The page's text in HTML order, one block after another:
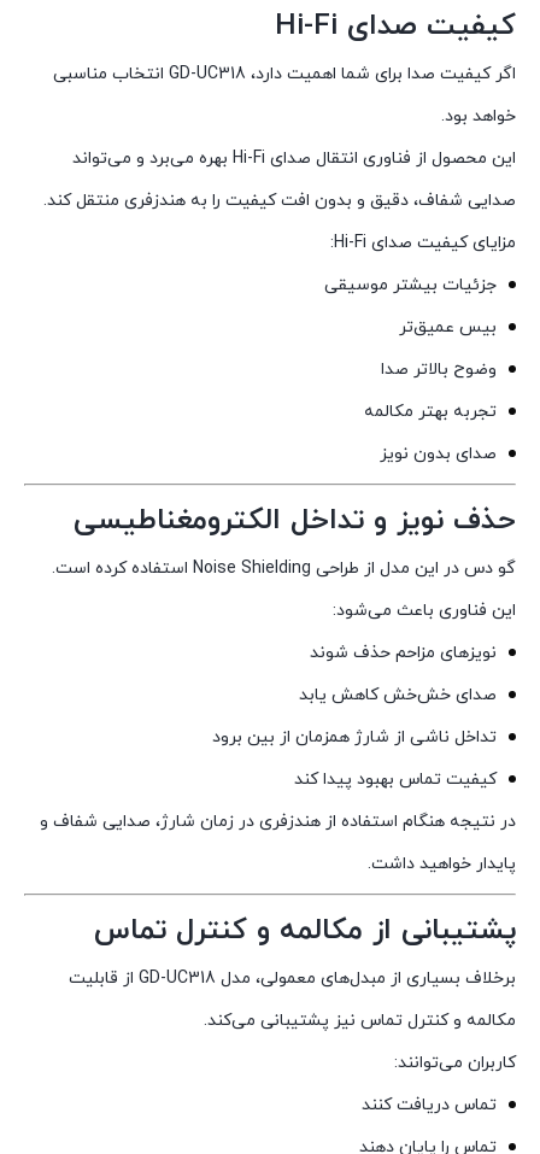
کیفیت صدای Hi-Fi
اگر کیفیت صدا برای شما اهمیت دارد، GD-UC318 انتخاب مناسبی
خواهد بود.
این محصول از فناوری انتقال صدای Hi-Fi بهره می‌برد و می‌تواند
صدایی شفاف، دقیق و بدون افت کیفیت را به هندزفری منتقل کند.
مزایای کیفیت صدای Hi-Fi:
جزئیات بیشتر موسیقی
بیس عمیق‌تر
وضوح بالاتر صدا
تجربه بهتر مکالمه
صدای بدون نویز
حذف نویز و تداخل الکترومغناطیسی
گو دس در این مدل از طراحی Noise Shielding استفاده کرده است.
این فناوری باعث می‌شود:
نویزهای مزاحم حذف شوند
صدای خش‌خش کاهش یابد
تداخل ناشی از شارژ همزمان از بین برود
کیفیت تماس بهبود پیدا کند
در نتیجه هنگام استفاده از هندزفری در زمان شارژ، صدایی شفاف و
پایدار خواهید داشت.
پشتیبانی از مکالمه و کنترل تماس
برخلاف بسیاری از مبدل‌های معمولی، مدل GD-UC318 از قابلیت
مکالمه و کنترل تماس نیز پشتیبانی می‌کند.
کاربران می‌توانند:
تماس دریافت کنند
تماس را پایان دهند